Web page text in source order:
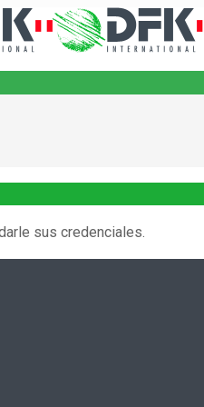
sus credenciales.